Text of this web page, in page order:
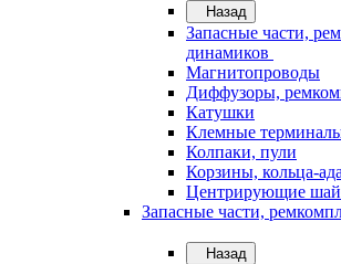
Назад
Запасные части,
динамиков
Магнитопроводы
Диффузоры,
Катушки
Клемные
Колпаки, пули
Корзины, кольца-
Центрирующие
Запасные части,
Назад